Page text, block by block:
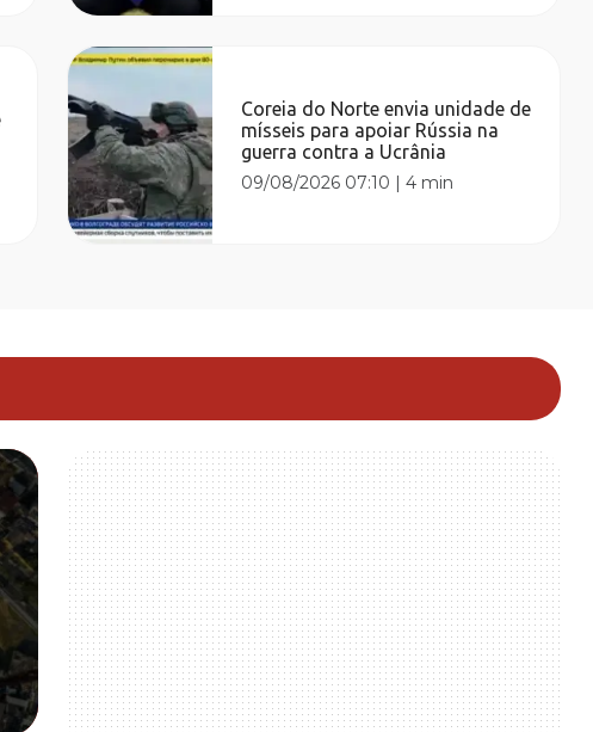
Coreia do Norte envia unidade de
mísseis para apoiar Rússia na
guerra contra a Ucrânia
09/08/2026 07:10 |4 min